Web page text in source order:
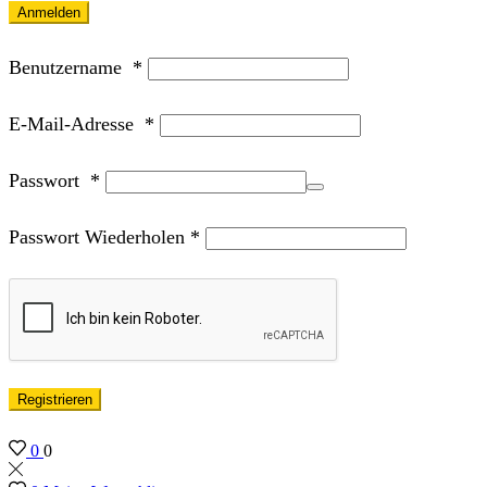
Anmelden
Benutzername *
E-Mail-Adresse *
Passwort *
Passwort Wiederholen *
Registrieren
0 0